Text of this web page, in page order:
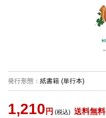
発行形態 ： 紙書籍 (単行本)
1,210 円 (税込) 送料無料